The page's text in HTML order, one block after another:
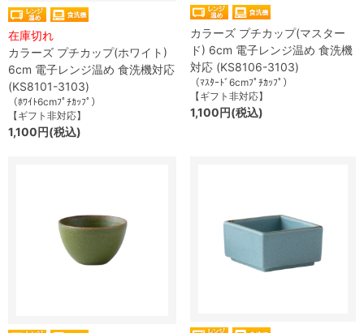
在庫切れ
カラーズ プチカップ(ホワイト)
6cm 電子レンジ温め 食洗機対応
(KS8101-3103)
（ﾎﾜｲﾄ6cmﾌﾟﾁｶｯﾌﾟ）
【ギフト非対応】
1,100円(税込)
カラーズ プチカップ(マスター
ド) 6cm 電子レンジ温め 食洗機
対応 (KS8106-3103)
（ﾏｽﾀｰﾄﾞ6cmﾌﾟﾁｶｯﾌﾟ）
【ギフト非対応】
1,100円(税込)